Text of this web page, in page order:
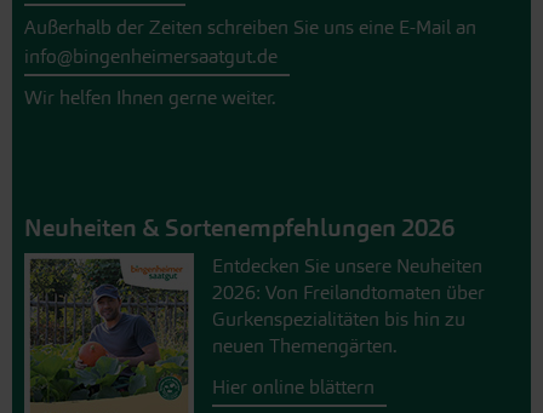
Außerhalb der Zeiten schreiben Sie uns eine E-Mail an
info@bingenheimersaatgut.de
Wir helfen Ihnen gerne weiter.
Neuheiten & Sortenempfehlungen 2026
Entdecken Sie unsere Neuheiten
2026: Von Freilandtomaten über
Gurkenspezialitäten bis hin zu
neuen Themengärten.
Hier online blättern